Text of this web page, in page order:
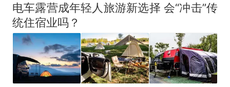
电车露营成年轻人旅游新选择 会“冲击”传
统住宿业吗？